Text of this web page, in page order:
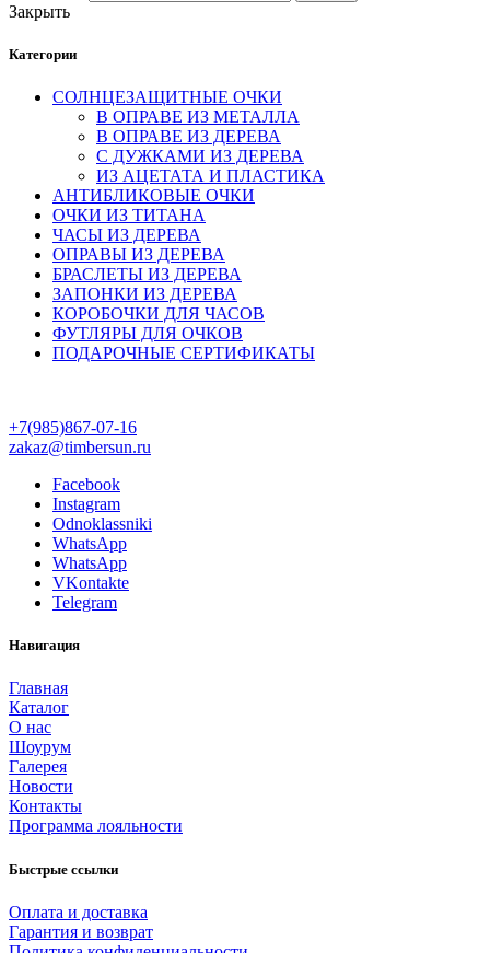
Закрыть
Категории
СОЛНЦЕЗАЩИТНЫЕ ОЧКИ
В ОПРАВЕ ИЗ МЕТАЛЛА
В ОПРАВЕ ИЗ ДЕРЕВА
С ДУЖКАМИ ИЗ ДЕРЕВА
ИЗ АЦЕТАТА И ПЛАСТИКА
АНТИБЛИКОВЫЕ ОЧКИ
ОЧКИ ИЗ ТИТАНА
ЧАСЫ ИЗ ДЕРЕВА
ОПРАВЫ ИЗ ДЕРЕВА
БРАСЛЕТЫ ИЗ ДЕРЕВА
ЗАПОНКИ ИЗ ДЕРЕВА
КОРОБОЧКИ ДЛЯ ЧАСОВ
ФУТЛЯРЫ ДЛЯ ОЧКОВ
ПОДАРОЧНЫЕ СЕРТИФИКАТЫ
+7(985)867-07-16
zakaz@timbersun.ru
Facebook
Instagram
Odnoklassniki
WhatsApp
WhatsApp
VKontakte
Telegram
Навигация
Главная
Каталог
О нас
Шоурум
Галерея
Новости
Контакты
Программа лояльности
Быстрые ссылки
Оплата и доставка
Гарантия и возврат